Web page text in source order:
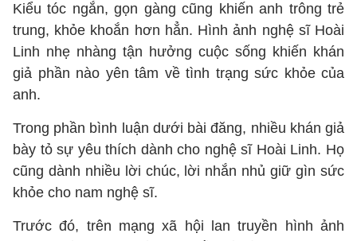
Kiểu tóc ngắn, gọn gàng cũng khiến anh trông trẻ
trung, khỏe khoắn hơn hẳn. Hình ảnh nghệ sĩ Hoài
Linh nhẹ nhàng tận hưởng cuộc sống khiến khán
giả phần nào yên tâm về tình trạng sức khỏe của
anh.
Trong phần bình luận dưới bài đăng, nhiều khán giả
bày tỏ sự yêu thích dành cho nghệ sĩ Hoài Linh. Họ
cũng dành nhiều lời chúc, lời nhắn nhủ giữ gìn sức
khỏe cho nam nghệ sĩ.
Trước đó, trên mạng xã hội lan truyền hình ảnh